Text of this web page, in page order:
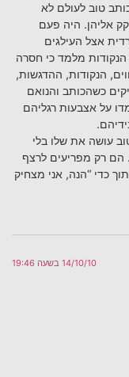
טוב לעולם לא
אליהן. היה פעם
אצל העילגים
מלמד כי חסרה
הנקודות, ההדגשות,
כשהכותב והנואם
על אצבעות רגליהם
עושה את שלו בלי
הם רק מפריעים לרצף
כדי “הנה, אני מצחיק
14/10/10 בשעה 19:46